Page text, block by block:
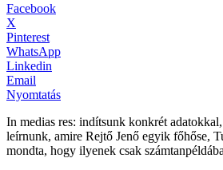
Facebook
X
Pinterest
WhatsApp
Linkedin
Email
Nyomtatás
In medias res: indítsunk konkrét
leírnunk, amire Rejtő Jenő egyik főhőse,
mondta, hogy ilyenek csak